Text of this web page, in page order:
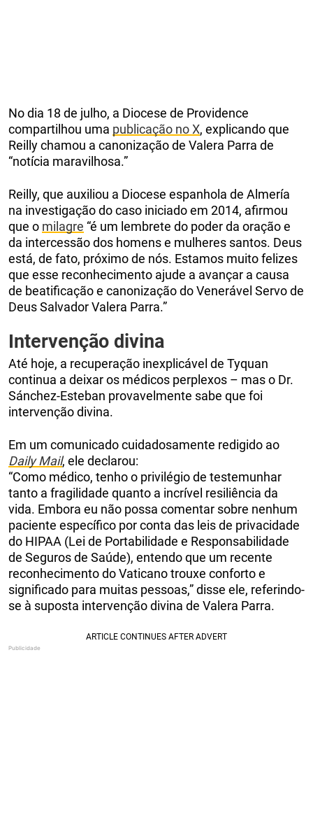
No dia 18 de julho, a Diocese de Providence
compartilhou uma publicação no X, explicando que
Reilly chamou a canonização de Valera Parra de
“notícia maravilhosa.”
Reilly, que auxiliou a Diocese espanhola de Almería
na investigação do caso iniciado em 2014, afirmou
que o milagre “é um lembrete do poder da oração e
da intercessão dos homens e mulheres santos. Deus
está, de fato, próximo de nós. Estamos muito felizes
que esse reconhecimento ajude a avançar a causa
de beatificação e canonização do Venerável Servo de
Deus Salvador Valera Parra.”
Intervenção divina
Até hoje, a recuperação inexplicável de Tyquan
continua a deixar os médicos perplexos – mas o Dr.
Sánchez-Esteban provavelmente sabe que foi
intervenção divina.
Em um comunicado cuidadosamente redigido ao
Daily Mail, ele declarou:
“Como médico, tenho o privilégio de testemunhar
tanto a fragilidade quanto a incrível resiliência da
vida. Embora eu não possa comentar sobre nenhum
paciente específico por conta das leis de privacidade
do HIPAA (Lei de Portabilidade e Responsabilidade
de Seguros de Saúde), entendo que um recente
reconhecimento do Vaticano trouxe conforto e
significado para muitas pessoas,” disse ele, referindo-
se à suposta intervenção divina de Valera Parra.